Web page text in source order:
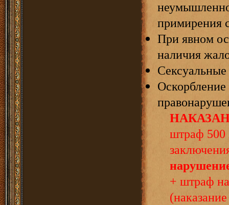
примирения
При явном
наличия
Сексуальные
штраф 500
+ штраф